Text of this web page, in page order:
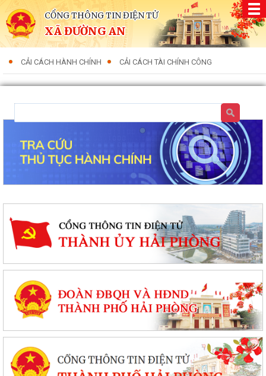
CỔNG THÔNG TIN ĐIỆN TỬ
XÃ ĐƯỜNG AN
CẢI CÁCH HÀNH CHÍNH CẢI CÁCH TÀI CHÍNH CÔNG